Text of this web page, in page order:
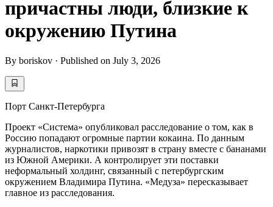
причастны люди, близкие к
окружению Путина
By boriskov · Published on July 3, 2026
Порт Санкт-Петербурга
Проект «Система» опубликовал расследование о том, как в
Россию попадают огромные партии кокаина. По данным
журналистов, наркотики привозят в страну вместе с бананами
из Южной Америки. А контролирует эти поставки
неформальный холдинг, связанный с петербургским
окружением Владимира Путина. «Медуза» пересказывает
главное из расследования.